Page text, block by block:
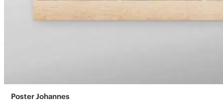
Poster Johannes